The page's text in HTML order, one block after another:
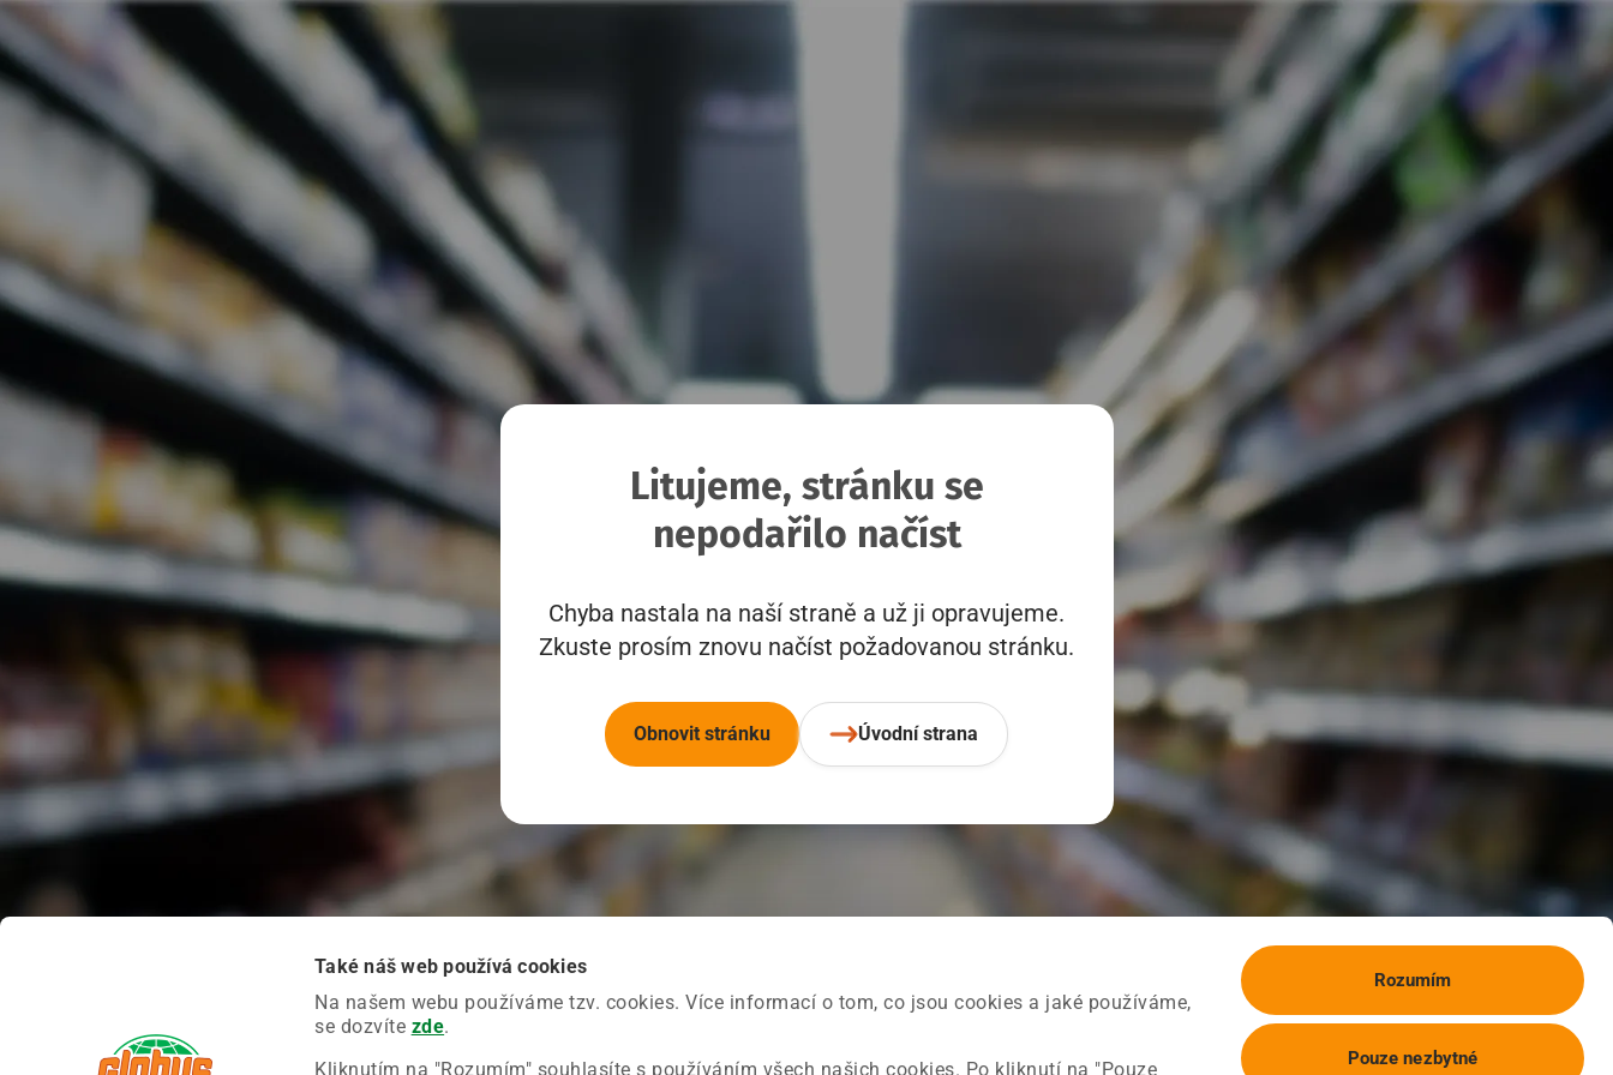
Také náš web používá cookies
Na našem webu používáme tzv. cookies. Více informací o tom, co jsou cookies a jaké používáme,
se dozvíte zde.
Kliknutím na "Rozumím" souhlasíte s používáním všech našich cookies. Po kliknutí na "Pouze
Rozumím
Pouze nezbytné
Litujeme, stránku se
nepodařilo načíst
Chyba nastala na naší straně a už ji opravujeme.
Zkuste prosím znovu načíst požadovanou stránku.
Obnovit stránku Úvodní strana